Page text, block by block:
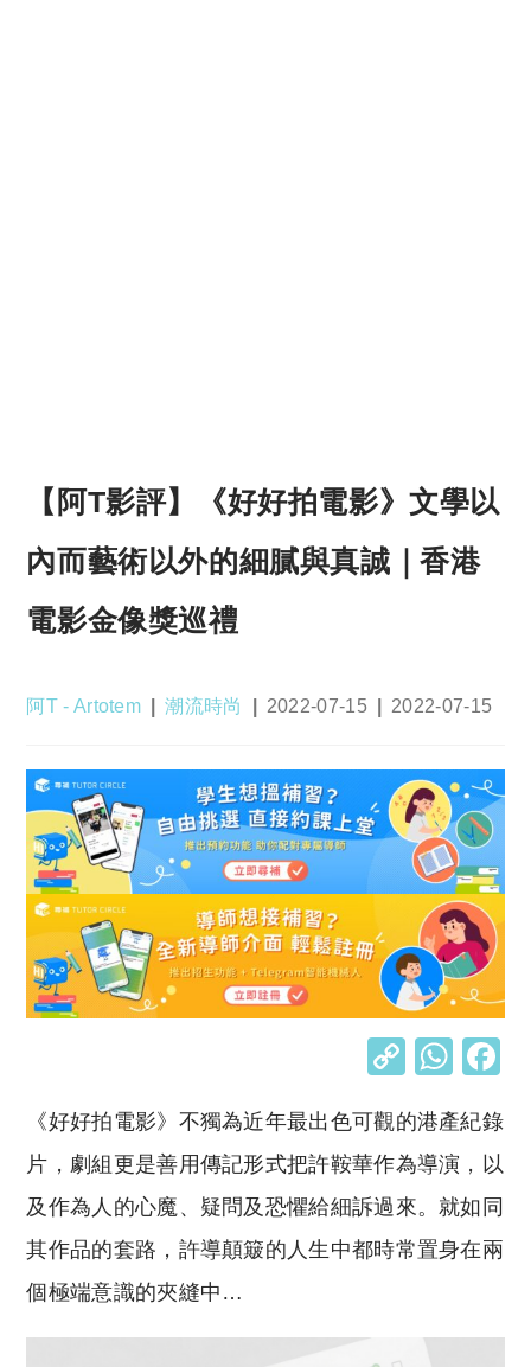
【阿T影評】《好好拍電影》文學以
內而藝術以外的細膩與真誠｜香港
電影金像獎巡禮
Post
阿T - Artotem
Post
潮流時尚
Post
2022-07-15
Post
2022-07-15
C
p
y
Li
n
W
at
s
A
p
《好好拍電影》不獨為近年最出色可觀的港產紀錄
片，劇組更是善用傳記形式把許鞍華作為導演，以
及作為人的心魔、疑問及恐懼給細訴過來。就如同
其作品的套路，許導顛簸的人生中都時常置身在兩
個極端意識的夾縫中…